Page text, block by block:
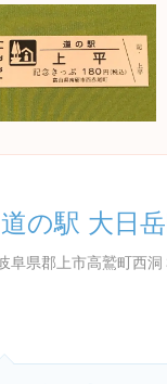
道の駅 大日岳